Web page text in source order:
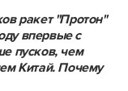
ракет "Протон"
впервые с
пусков, чем
Китай. Почему